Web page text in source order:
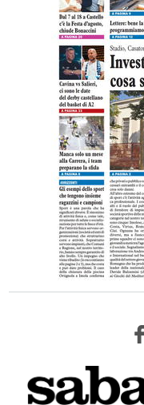
5 LUGLIO 2026
CRONACA,
vento e
Medicina,
16 LUGLIO 2026